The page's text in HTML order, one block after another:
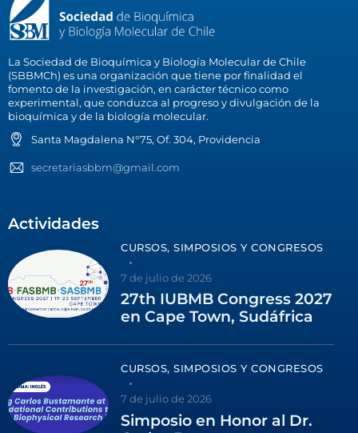
La Sociedad de Bioquímica y Biología Molecular de Chile
(SBBMCh) es una organización que tiene por finalidad el
fomento de la investigación, en carácter técnico como
experimental, que conduzca al progreso y divulgación de la
bioquímica y de la biología molecular.
Santa Magdalena N°75, Of. 304, Providencia
secretariasbbm@gmail.com
Actividades
CURSOS, SIMPOSIOS Y CONGRESOS
7 de julio de 2026
27th IUBMB Congress 2027
en Cape Town, Sudáfrica
CURSOS, SIMPOSIOS Y CONGRESOS
7 de julio de 2026
Simposio en Honor al Dr.